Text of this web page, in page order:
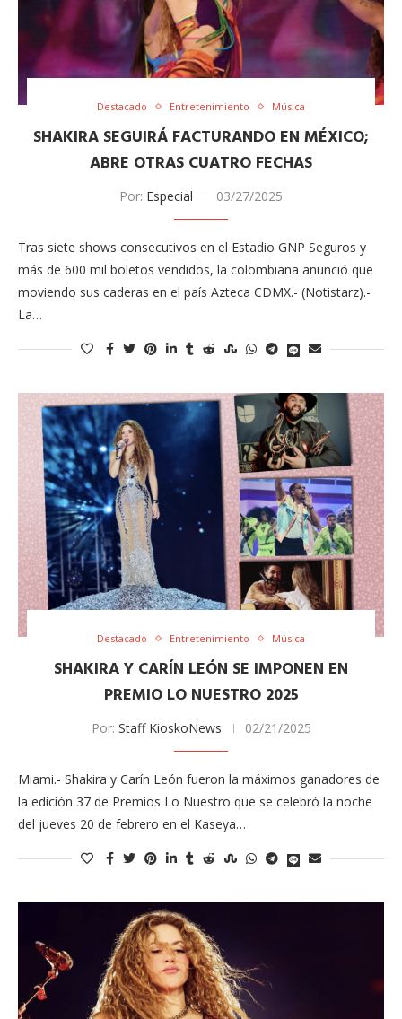
Destacado Entretenimiento Música
SHAKIRA SEGUIRÁ FACTURANDO EN MÉXICO;
ABRE OTRAS CUATRO FECHAS
Por: Especial 03/27/2025
Tras siete shows consecutivos en el Estadio GNP Seguros y
más de 600 mil boletos vendidos, la colombiana anunció que
moviendo sus caderas en el país Azteca CDMX.- (Notistarz).-
La…
Destacado Entretenimiento Música
SHAKIRA Y CARÍN LEÓN SE IMPONEN EN
PREMIO LO NUESTRO 2025
Por: Staff KioskoNews 02/21/2025
Miami.- Shakira y Carín León fueron la máximos ganadores de
la edición 37 de Premios Lo Nuestro que se celebró la noche
del jueves 20 de febrero en el Kaseya…